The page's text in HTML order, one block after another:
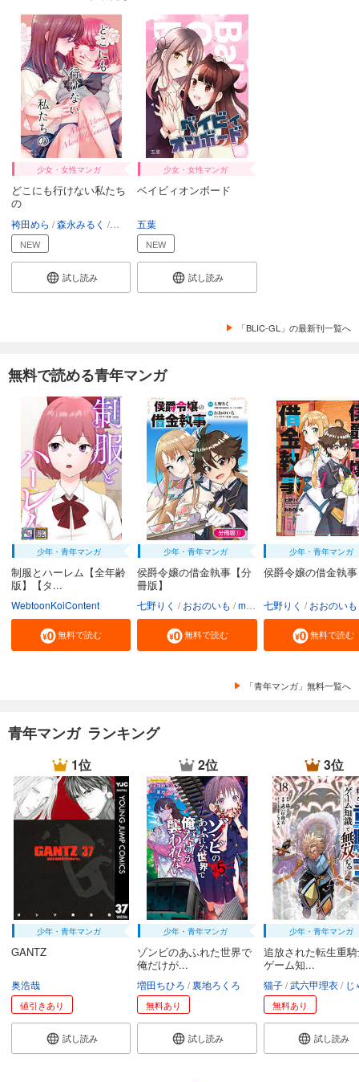
少女・女性マンガ
どこにも行けない私たち
の
袴田めら 森永みるく ミャオギレ刑事
NEW
試し読み
少女・女性マンガ
ベイビィオンボード
五葉
NEW
試し読み
「BLIC-GL」の最新刊一覧へ
無料で読める青年マンガ
少年・青年マンガ
制服とハーレム【全年齢
版】【タ...
WebtoonKoiContent
無料で読む
少年・青年マンガ
侯爵令嬢の借金執事【分
冊版】
七野りく おおのいも mmu
無料で読む
少年・青年マンガ
侯爵令嬢の借金執事
七野りく おおのいも
無料で読む
「青年マンガ」無料一覧へ
青年マンガ ランキング
1位
少年・青年マンガ
GANTZ
奥浩哉
値引きあり
試し読み
2位
少年・青年マンガ
ゾンビのあふれた世界で
俺だけが...
増田ちひろ 裏地ろくろ
無料あり
試し読み
3位
少年・青年マンガ
追放された転生重
ゲーム知...
猫子 武六甲理衣 じゃ
無料あり
試し読み